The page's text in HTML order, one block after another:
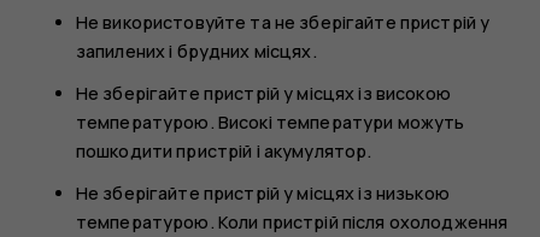
Не використовуйте та не зберігайте пристрій у
запилених і брудних місцях.
Не зберігайте пристрій у місцях із високою
температурою. Високі температури можуть
пошкодити пристрій і акумулятор.
Не зберігайте пристрій у місцях із низькою
температурою. Коли пристрій після охолодження